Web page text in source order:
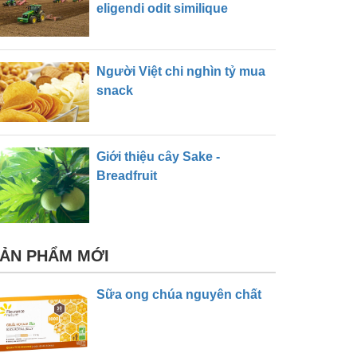
eligendi odit similique
Người Việt chi nghìn tỷ mua
snack
Giới thiệu cây Sake -
Breadfruit
PHẨM MỚI
Sữa ong chúa nguyên chất